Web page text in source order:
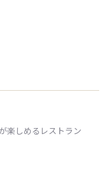
楽しめるレストラン